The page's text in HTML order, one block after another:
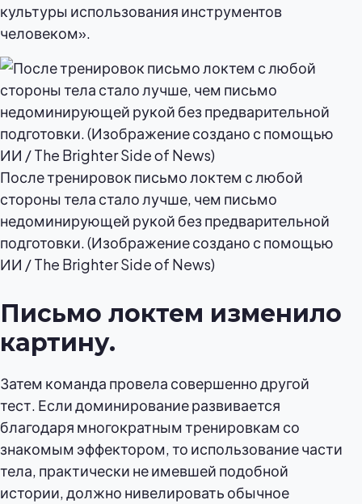
культуры использования инструментов
человеком».
После тренировок письмо локтем с любой
стороны тела стало лучше, чем письмо
недоминирующей рукой без предварительной
подготовки. (Изображение создано с помощью
ИИ / The Brighter Side of News)
Письмо локтем изменило
картину.
Затем команда провела совершенно другой
тест. Если доминирование развивается
благодаря многократным тренировкам со
знакомым эффектором, то использование части
тела, практически не имевшей подобной
истории, должно нивелировать обычное